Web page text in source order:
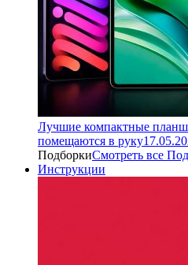
Лучшие компактные
помещаются в руку
ПодборкиСмотреть все
Инструкции